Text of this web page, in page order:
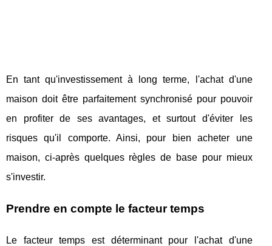
En tant qu'investissement à long terme, l'achat d'une
maison doit être parfaitement synchronisé pour pouvoir
en profiter de ses avantages, et surtout d'éviter les
risques qu'il comporte. Ainsi, pour bien acheter une
maison, ci-après quelques règles de base pour mieux
s'investir.
Prendre en compte le facteur temps
Le facteur temps est déterminant pour l'achat d'une